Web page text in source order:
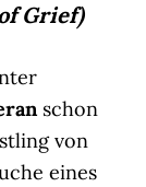
Grief)
schon
von
eines